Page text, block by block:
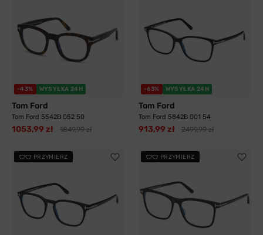
-43% WYSYŁKA 24H
Tom Ford
Tom Ford 5542B 052 50
1053,99 zł 1849,99 zł
-63% WYSYŁKA 24H
Tom Ford
Tom Ford 5842B 001 54
913,99 zł 2499,99 zł
PRZYMIERZ PRZYMIERZ